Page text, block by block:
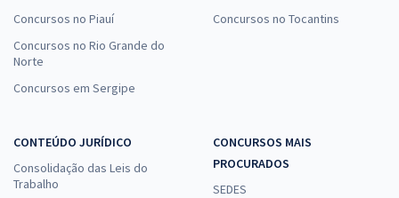
Concursos no Piauí
Concursos no Rio Grande do
Norte
Concursos em Sergipe
Concursos no Tocantins
CONTEÚDO JURÍDICO
Consolidação das Leis do
Trabalho
CONCURSOS MAIS
PROCURADOS
SEDES